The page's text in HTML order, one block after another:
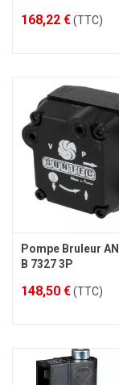
168,22 €(TTC)
Pompe Bruleur
B 7327 3P
148,50 €(TTC)